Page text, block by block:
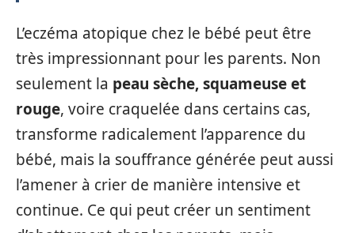
L’eczéma atopique chez le bébé peut être
très impressionnant pour les parents. Non
seulement la peau sèche, squameuse et
rouge, voire craquelée dans certains cas,
transforme radicalement l’apparence du
bébé, mais la souffrance générée peut aussi
l’amener à crier de manière intensive et
continue. Ce qui peut créer un sentiment